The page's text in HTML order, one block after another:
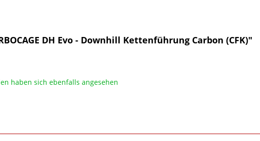
DH Evo - Downhill Kettenführung Carbon (CFK)"
haben sich ebenfalls angesehen